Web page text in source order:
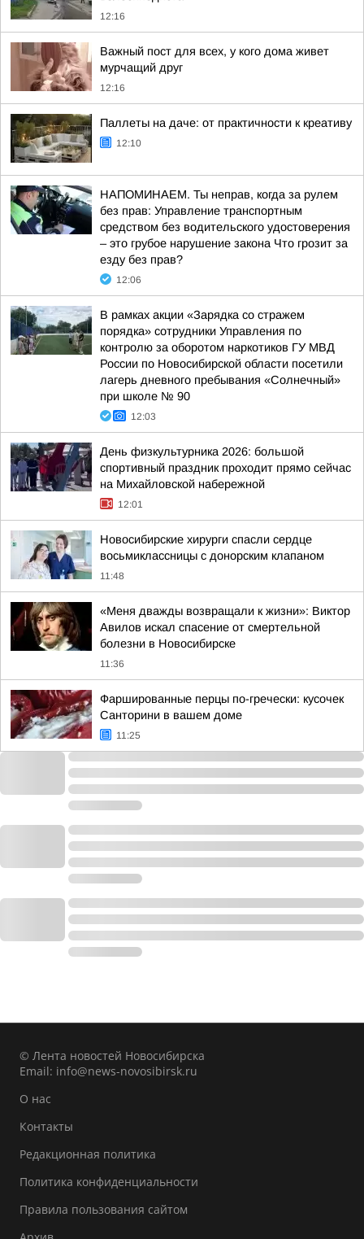
12:16
Важный пост для всех, у кого дома живет
мурчащий друг
12:16
Паллеты на даче: от практичности к креативу
12:10
НАПОМИНАЕМ. Ты неправ, когда за рулем
без прав: Управление транспортным
средством без водительского удостоверения
– это грубое нарушение закона Что грозит за
езду без прав?
12:06
В рамках акции «Зарядка со стражем
порядка» сотрудники Управления по
контролю за оборотом наркотиков ГУ МВД
России по Новосибирской области посетили
лагерь дневного пребывания «Солнечный»
при школе № 90
12:03
День физкультурника 2026: большой
спортивный праздник проходит прямо сейчас
на Михайловской набережной
12:01
Новосибирские хирурги спасли сердце
восьмиклассницы с донорским клапаном
11:48
«Меня дважды возвращали к жизни»: Виктор
Авилов искал спасение от смертельной
болезни в Новосибирске
11:36
Фаршированные перцы по-гречески: кусочек
Санторини в вашем доме
11:25
© Лента новостей Новосибирска
Email: info@news-novosibirsk.ru
О нас
Контакты
Редакционная политика
Политика конфиденциальности
Правила пользования сайтом